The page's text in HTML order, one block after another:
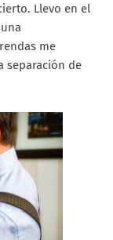
Llevo en el
me
separación de